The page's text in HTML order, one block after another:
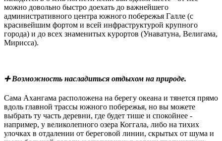
можно довольно быстро доехать до важнейшего
административного центра южного побережья Галле (с
красивейшим фортом и всей инфраструктурой крупного
города) и до всех знаменитых курортов (Унаватуна, Велигама,
Мирисса).
➕ Возможность насладиться отдыхом на природе.
Сама Ахангама расположена на берегу океана и тянется прямо
вдоль главной трассы южного побережья, но вы можете
выбрать ту часть деревни, где будет тише и спокойнее -
например, у великолепного озера Коггала, либо на тихих
улочках в отдалении от береговой линии, скрытых от шума и